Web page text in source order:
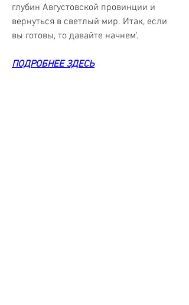
глубин Августовской провинции и
вернуться в светлый мир. Итак, если
вы готовы, то давайте начнем'.
ПОДРОБНЕЕ ЗДЕСЬ